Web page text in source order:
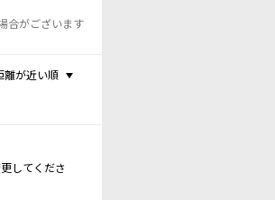
合がございます
離が近い順
してくださ